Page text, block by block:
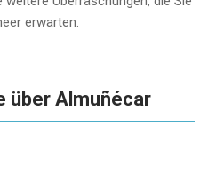
erwarten.
über Almuñécar